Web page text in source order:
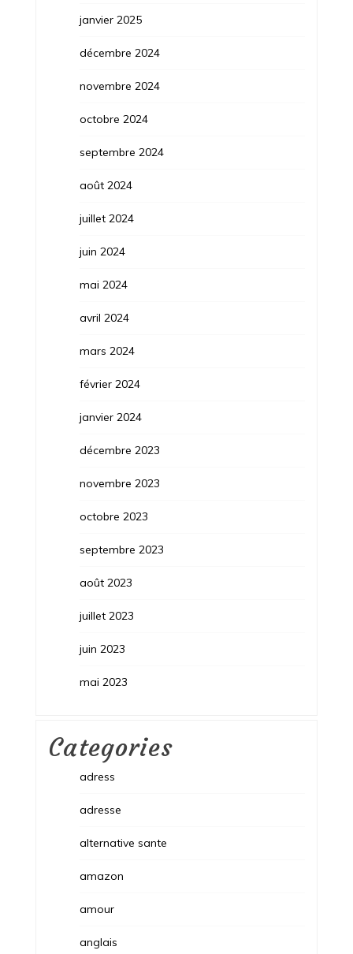
janvier 2025
décembre 2024
novembre 2024
octobre 2024
septembre 2024
août 2024
juillet 2024
juin 2024
mai 2024
avril 2024
mars 2024
février 2024
janvier 2024
décembre 2023
novembre 2023
octobre 2023
septembre 2023
août 2023
juillet 2023
juin 2023
mai 2023
Categories
adress
adresse
alternative sante
amazon
amour
anglais